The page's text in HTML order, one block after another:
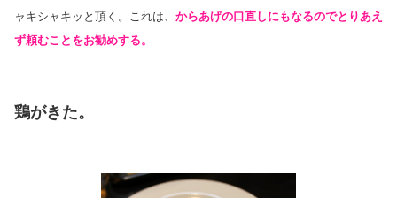
ャキシャキッと頂く。これは、 からあげの口直しにもなるのでとりあえ
ず頼むことをお勧めする。
鶏がきた。